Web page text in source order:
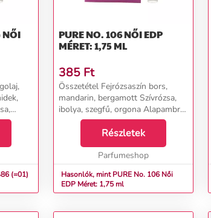
(=01)
PURE NO. 106 NŐI EDP
MÉRET: 1,75 ML
385 Ft
Összetétel Fejrózsaszín bors,
mandarin, bergamott Szívrózsa,
ibolya, szegfű, orgona Alapambra,
pacsuli, fehér pézsma, vanília...
Részletek
Parfumeshop
Hasonlók, mint PURE No. 106 Női
EDP Méret: 1,75 ml